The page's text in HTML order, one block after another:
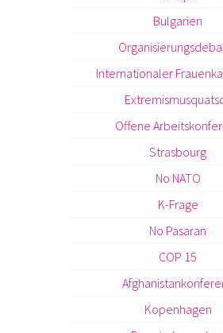
Bulgarien
Internationaler
Offene
Strasbourg
No NATO
K-Frage
No Pasaran
COP 15
Kopenhagen